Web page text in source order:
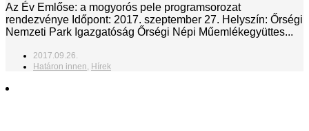
Az Év Emlőse: a mogyorós pele programsorozat
rendezvénye Időpont: 2017. szeptember 27. Helyszín: Őrségi
Nemzeti Park Igazgatóság Őrségi Népi Műemlékegyüttes...
2017.09.26.
Határon innen, Hírek